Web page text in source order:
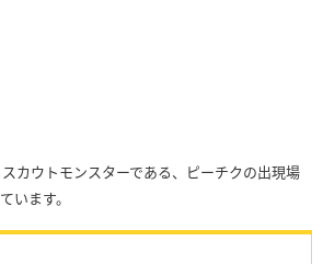
カウトモンスターである、ピーチクの出現場
います。